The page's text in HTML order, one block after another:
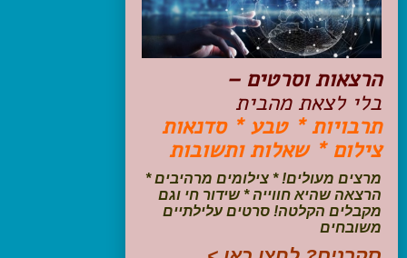
טיולים בישראל
מלונות בוטיק בישראל
טיפים והמלצות
הכנות לנסיעה
טיולי ג'יפים
טיולים עם ילדים
שייט, הפלגות, קרוזים
עקבו אחרינו בפייסבוק
הרצאות וסרטים –
בלי לצאת מהבית
תרבויות * טבע * סדנאות
צילום * שאלות ותשובות
מרצים מעולים! * צילומים מרהיבים *
הרצאה שהיא חווייה * שידור חי וגם
מקבלים הקלטה! סרטים עלילתיים
משובחים